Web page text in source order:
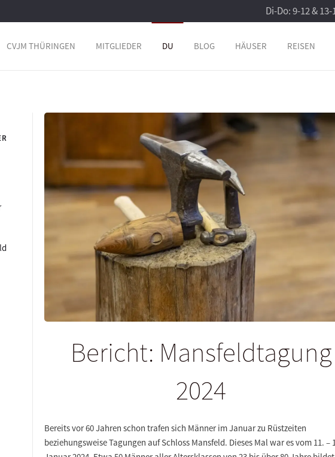
Di-Do: 9-12 &
CVJM THÜRINGEN MITGLIEDER DU BLOG HÄUSER REISEN
Bericht: Mansfeldtagung
2024
Bereits vor 60 Jahren schon trafen sich Männer im Januar zu Rüstzeiten
beziehungsweise Tagungen auf Schloss Mansfeld. Dieses Mal war es vom 11. –